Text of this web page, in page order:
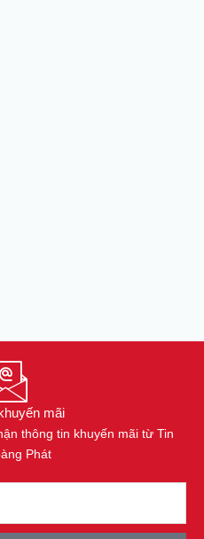
₫.
mãi
thông tin khuyến mãi từ Tin
Phát